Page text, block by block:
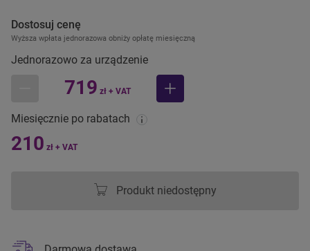
Dostosuj cenę
Wyższa wpłata jednorazowa obniży opłatę miesięczną
Jednorazowo za urządzenie
719 zł + VAT
więcej
Miesięcznie po rabatach
210 zł + VAT
Produkt niedostępny